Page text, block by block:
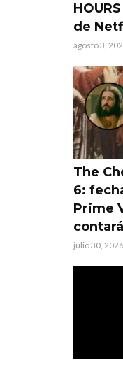
de
agosto 3,
The
6:
Prime
contará
julio 30, 2026